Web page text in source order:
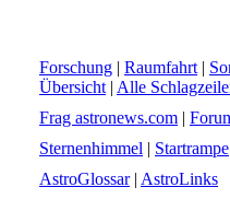
Forschung | Raumfahrt |
Übersicht | Alle
Frag astronews.com |
Sternenhimmel | Startrampe
AstroGlossar| AstroLinks